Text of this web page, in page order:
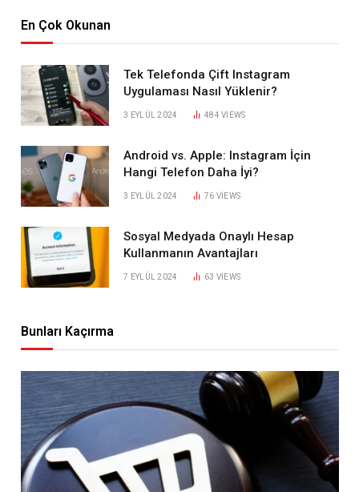
En Çok Okunan
Tek Telefonda Çift Instagram
Uygulaması Nasıl Yüklenir?
3 EYLÜL 2024 484VIEWS
Android vs. Apple: Instagram İçin
Hangi Telefon Daha İyi?
3 EYLÜL 2024 76 VIEWS
Sosyal Medyada Onaylı Hesap
Kullanmanın Avantajları
7 EYLÜL 2024 63 VIEWS
Bunları Kaçırma